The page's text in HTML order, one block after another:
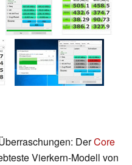
DerCore
Vierkern-Modell von